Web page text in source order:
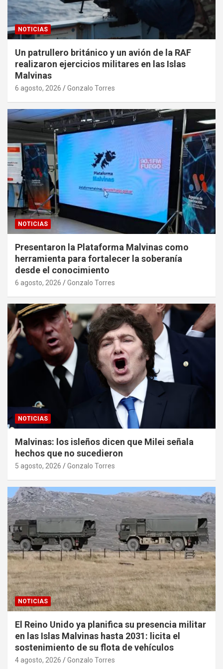
NOTICIAS
Un patrullero británico y un avión de la RAF
realizaron ejercicios militares en las Islas
Malvinas
6 agosto, 2026 Gonzalo Torres
NOTICIAS
Presentaron la Plataforma Malvinas como
herramienta para fortalecer la soberanía
desde el conocimiento
6 agosto, 2026 Gonzalo Torres
NOTICIAS
Malvinas: los isleños dicen que Milei señala
hechos que no sucedieron
5 agosto, 2026 Gonzalo Torres
NOTICIAS
El Reino Unido ya planifica su presencia militar
en las Islas Malvinas hasta 2031: licita el
sostenimiento de su flota de vehículos
4 agosto, 2026 Gonzalo Torres